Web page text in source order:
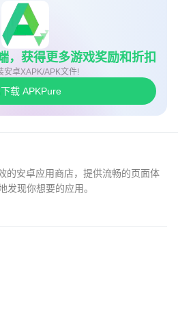
，获得更多游戏奖励和折扣
安卓XAPK/APK文件!
下载 APKPure
的安卓应用商店，提供流畅的页面体
发现你想要的应用。